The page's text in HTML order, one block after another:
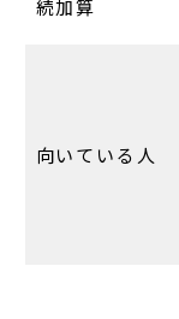
続加算
向いている人